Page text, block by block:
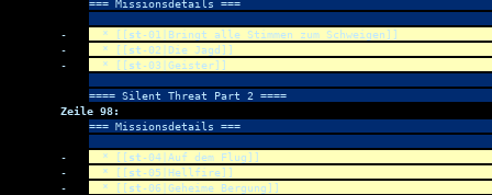
=== Missionsdetails ===
- * [[ st -01|Bringt alle Stimmen zum Schweigen]]
-
* [[ st -02|Die Jagd]]
-
* [[ st -03|Geister]]
==== Silent Threat Part 2 ====
Zeile 98:
=== Missionsdetails ===
- * [[ st -04|Auf dem Flug]]
-
* [[ st -05|Hellfire]]
-
* [[ st -06|Geheime Bergung]]